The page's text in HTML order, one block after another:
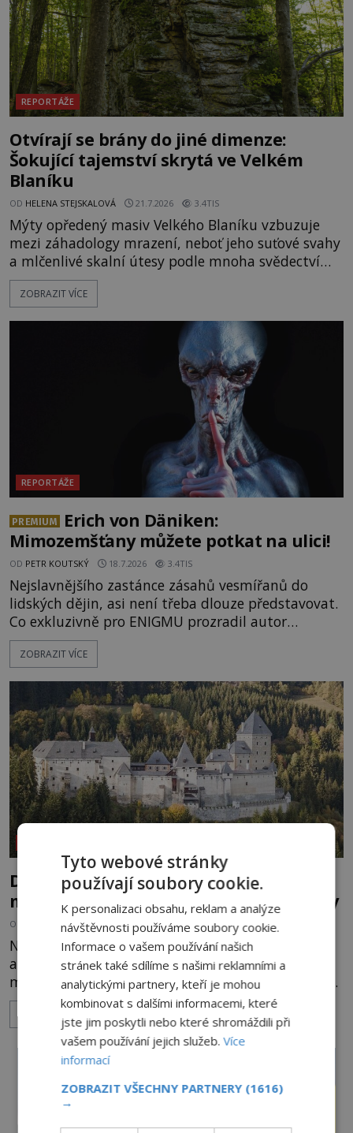
REPORTÁŽE
Otvírají se brány do jiné dimenze:
Šokující tajemství skrytá ve Velkém
Blaníku
OD HELENA STEJSKALOVÁ 21.7.2026 3.4TIS
Mýty opředený masiv Velkého Blaníku vzbuzuje
mezi záhadology mrazení, neboť jeho suťové svahy
a mlčenlivé skalní útesy podle mnoha svědectví
fungují jako anomální zóny, kde selhává lidské
vnímání času i prostoru. Geologické anomálie hory
badatelé zde odkrývají indicie, které propojují
prastaré pohanské kulty, keltské svatyně a zprávy
ZOBRAZIT VÍCE
REPORTÁŽE
PREMIUM
Erich von Däniken:
Mimozemšťany můžete potkat na ulici!
OD PETR KOUTSKÝ 18.7.2026 3.4TIS
Nejslavnějšího zastánce zásahů vesmířanů do
lidských dějin, asi není třeba dlouze představovat.
Co exkluzivně pro ENIGMU prozradil autor
Vzpomínek na budoucnost, švýcarský badatel
Erich von Däniken? Orbitální stanice Viking 1
je umělá družice od povrchu Marsu vzdálena asi
1873 kilometrů, nachá
ZOBRAZIT VÍCE
Dům plný duchů. Nejstrašidelnější
místo Rakouska děsí i otrlé návštěvníky
OD HELENA STEJSKALOVÁ 13.5.2026 3.5TIS
Na první pohled vypadá jako pohádkový hrad z
alpské krajiny. Jenže jakmile se setmí, romantika
mizí. Rakouský hrad Moosham Castle má pověst
nejděsivějšího domu v celé zemi. Lidé tu údajně
slyší kroky v prázdných chodbách, šeptání ze zdí i
nářek mrtvých. A záhadologové tvrdí, že zdejší
temná minulost mohla zanechat něco, co se
horách Salcburska u
Tyto webové stránky
používají soubory cookie.
K personalizaci obsahu, reklam a analýze
návštěvnosti používáme soubory cookie.
Informace o vašem používání našich
stránek také sdílíme s našimi reklamními a
analytickými partnery, kteří je mohou
kombinovat s dalšími informacemi, které
jste jim poskytli nebo které shromáždili při
vašem používání jejich služeb.Více
informací
ZOBRAZIT VŠECHNY PARTNERY (1616)
→